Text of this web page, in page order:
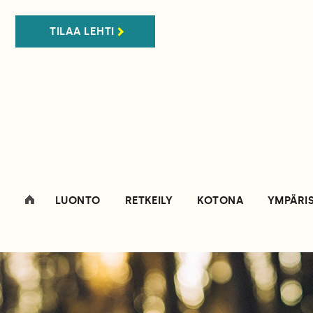
TILAA LEHTI
LUONTO RETKEILY KOTONA